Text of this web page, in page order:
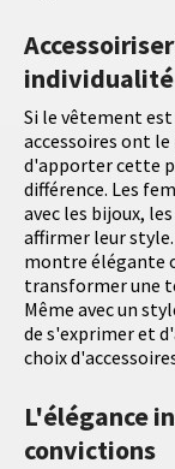
individualité
Si le vêtement
accessoires ont
d'apporter cette
différence. Les
avec les bijoux,
affirmer leur
montre élégante
transformer une
Même avec un
de s'exprimer et
choix
L'élégance
convictions